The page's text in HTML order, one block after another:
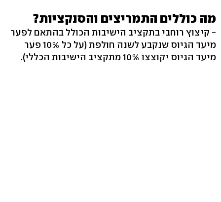
מה כוללים התמריצים והסנקציות?
- קיצוץ רוחבי בתקציב הישיבות הכולל בהתאם לפער
מיעד הגיוס שנקבע לשנה חולפת (על כל 10% פער
מיעד הגיוס יקוצצו 10% מתקציב הישיבות הכללי).